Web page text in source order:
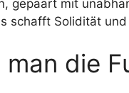
gepaart mit
schafft Solidität
die